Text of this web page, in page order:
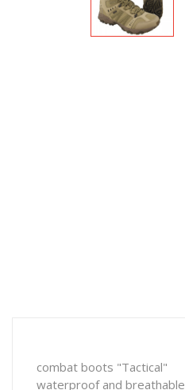
combat boots "Tactical"
waterproof and breathable